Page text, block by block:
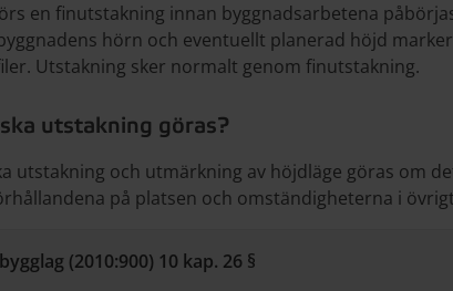
en finutstakning innan byggnadsarbetena
hörn och eventuellt planerad höjd
Utstakning sker normalt genom finutstakning.
utstakning göras?
utstakning och utmärkning av höjdläge göras om
på platsen och omständigheterna i
(2010:900) 10 kap. 26 §